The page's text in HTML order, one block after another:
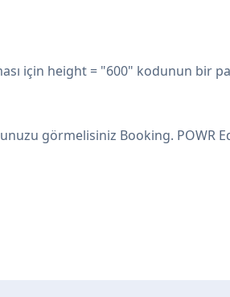
için height = "600" kodunun bir
görmelisiniz Booking. POWR